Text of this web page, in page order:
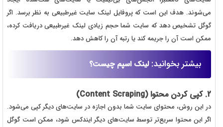
می‌شوند. هدف این است که پروفایل لینک سایت غیرطبیعی به نظر برسد. اگر
گوگل تشخیص دهد که سایت شما حجم زیادی لینک غیرطبیعی دریافت کرده،
ممکن است آن را جریمه کند یا رتبه آن را کاهش دهد.
بیشتر بخوانید:لینک اسپم چیست؟
2. کپی کردن محتوا (Content Scraping)
در این روش، محتوای سایت شما بدون اجازه در سایت‌های دیگر کپی می‌شود.
اگر این محتوا سریع‌تر توسط سایت‌های دیگر ایندکس شود، ممکن است گوگل